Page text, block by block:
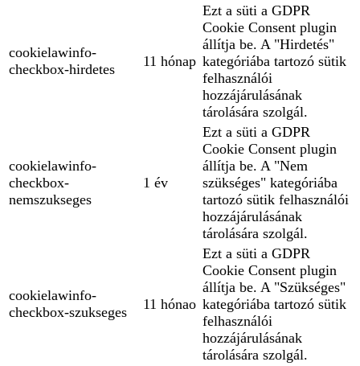
cookielawinfo-
checkbox-hirdetes
11 hónap
Ezt a süti a GDPR
Cookie Consent plugin
állítja be. A "Hirdetés"
kategóriába tartozó sütik
felhasználói
hozzájárulásának
tárolására szolgál.
cookielawinfo-
checkbox-
nemszukseges
1 év
Ezt a süti a GDPR
Cookie Consent plugin
állítja be. A "Nem
szükséges" kategóriába
tartozó sütik felhasználói
hozzájárulásának
tárolására szolgál.
cookielawinfo-
checkbox-szukseges
11 hónao
Ezt a süti a GDPR
Cookie Consent plugin
állítja be. A "Szükséges"
kategóriába tartozó sütik
felhasználói
hozzájárulásának
tárolására szolgál.